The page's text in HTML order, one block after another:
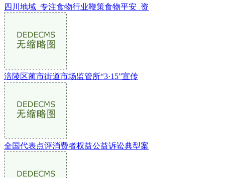
四川地域_专注食物行业鞭策食物平安_资
涪陵区蔺市街道市场监管所“3·15”宣传
全国代表点评消费者权益公益诉讼典型案